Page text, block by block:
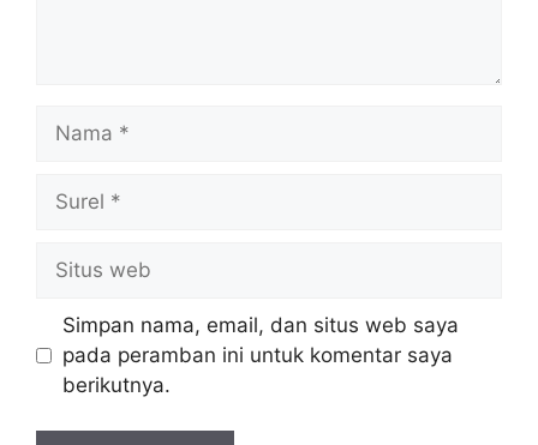
web
Simpan nama, email, dan situs web saya
pada peramban ini untuk komentar saya
berikutnya.